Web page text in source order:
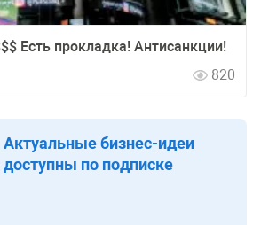
Есть прокладка! Антисанкции!
820
Актуальные бизнес-идеи
доступны по подписке